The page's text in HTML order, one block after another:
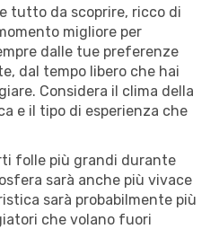
tutto da scoprire, ricco di
migliore per
dalle tue preferenze
dal tempo libero che hai
Considera il clima della
e il tipo di esperienza che
folle più grandi durante
sarà anche più vivace
sarà probabilmente più
che volano fuori